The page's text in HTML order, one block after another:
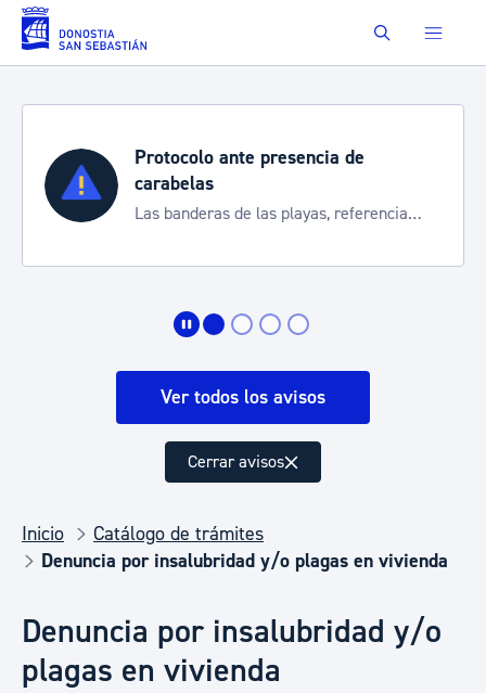
Saltar al contenido principal Buscar
Protocolo ante presencia de
carabelas
Las banderas de las playas, referencia
Ver todos los avisos
Cerrar avisos
Inicio
Catálogo de trámites
Denuncia por insalubridad y/o plagas en vivienda
Denuncia por insalubridad y/o
plagas en vivienda